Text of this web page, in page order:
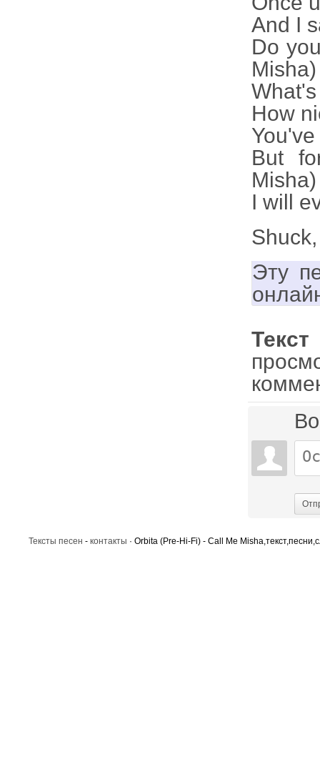
And I
Do
Misha)
How
But
Misha)
I will
Эту
Тексты песен - контакты · Orbita (Pre-Hi-Fi) - Call Me